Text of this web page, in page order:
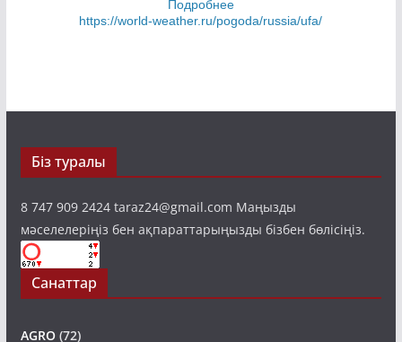
Подробнее
https://world-weather.ru/pogoda/russia/ufa/
Біз туралы
8 747 909 2424 taraz24@gmail.com Маңызды
мәселелеріңіз бен ақпараттарыңызды бізбен бөлісіңіз.
Санаттар